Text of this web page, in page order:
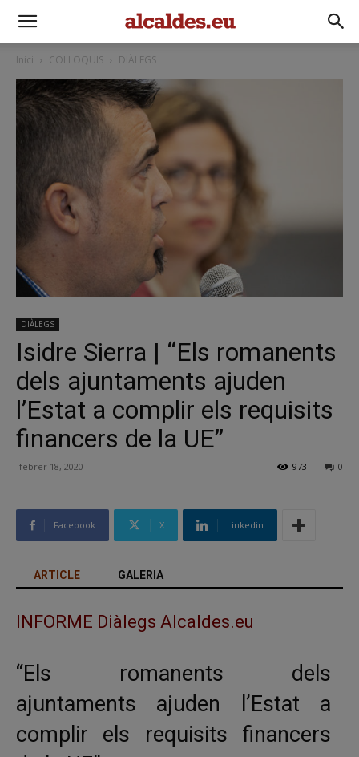
Inici COL·LOQUIS DIÀLEGS
DIÀLEGS
Isidre Sierra | “Els romanents
dels ajuntaments ajuden
l’Estat a complir els requisits
financers de la UE”
febrer 18, 2020 0
973
Facebook X Linkedin
ARTICLE GALERIA
INFORME Diàlegs Alcaldes.eu
“Els romanents dels
ajuntaments ajuden l’Estat a
complir els requisits financers